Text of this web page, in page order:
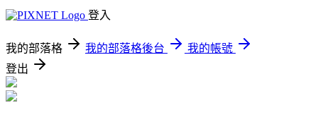
登入
我的部落格 我的部落格後台
我的帳號
登出